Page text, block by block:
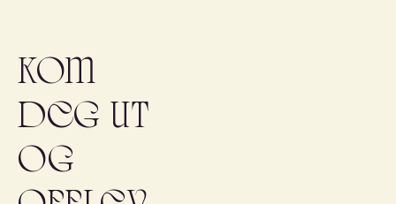
Kom
deg ut
og